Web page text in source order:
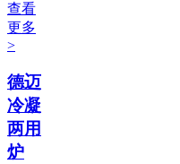
查看
更多
>
德迈
冷凝
两用
炉